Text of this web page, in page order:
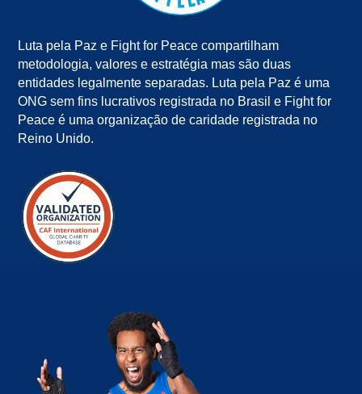
Luta pela Paz e Fight for Peace compartilham
metodologia, valores e estratégia mas são duas
entidades legalmente separadas. Luta pela Paz é uma
ONG sem fins lucrativos registrada no Brasil e Fight for
Peace é uma organização de caridade registrada no
Reino Unido.